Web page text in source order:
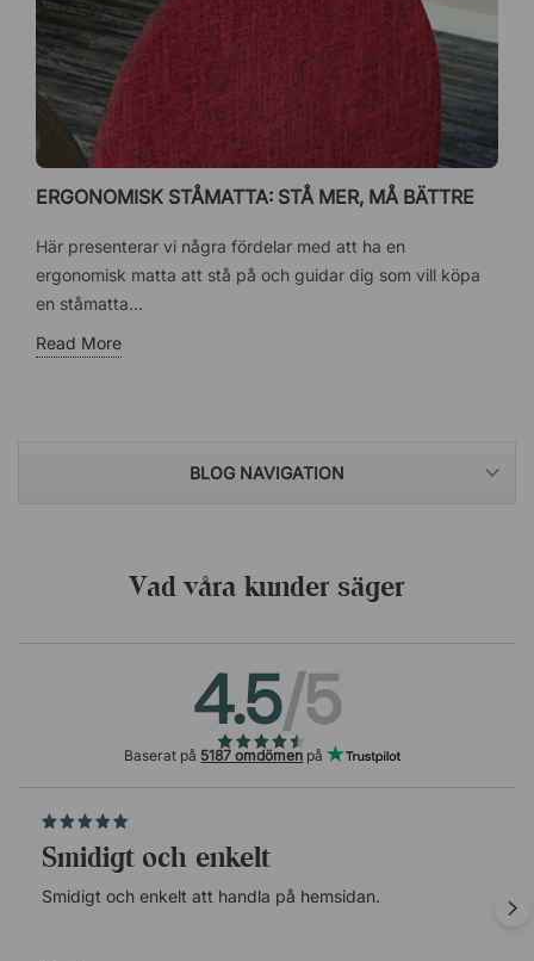
ERGONOMISK STÅMATTA: STÅ MER, MÅ BÄTTRE
Här presenterar vi några fördelar med att ha en
ergonomisk matta att stå på och guidar dig som vill köpa
en ståmatta...
Read More
BLOG NAVIGATION
Vad våra kunder säger
4.5/5
Baserat på 5187 omdömen på
Smidigt och enkelt
Smidigt och enkelt att handla på hemsidan.